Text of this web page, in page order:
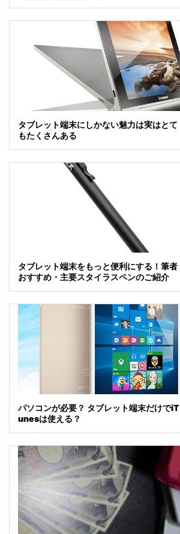
タブレット端末にしかない魅力は実はとて
もたくさんある
タブレット端末をもっと便利にする！筆者
おすすめ・主要スタイラスペンのご紹介
パソコンが必要？ タブレット端末だけでiT
unesは使える？